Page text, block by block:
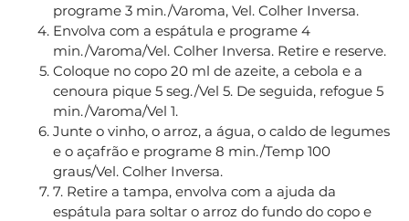
programe 3 min./Varoma, Vel. Colher Inversa.
Envolva com a espátula e programe 4
min./Varoma/Vel. Colher Inversa. Retire e reserve.
Coloque no copo 20 ml de azeite, a cebola e a
cenoura pique 5 seg./Vel 5. De seguida, refogue 5
min./Varoma/Vel 1.
Junte o vinho, o arroz, a água, o caldo de legumes
e o açafrão e programe 8 min./Temp 100
graus/Vel. Colher Inversa.
7. Retire a tampa, envolva com a ajuda da
espátula para soltar o arroz do fundo do copo e